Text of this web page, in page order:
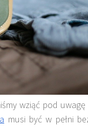
wziąć pod uwagę
musi być w pełni